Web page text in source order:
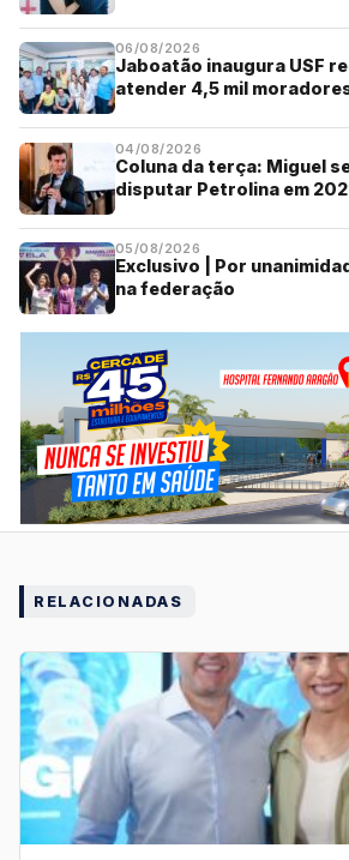
06/08/2026
Jaboatão inaugura USF
atender 4,5 mil
04/08/2026
Coluna da terça: Miguel
disputar Petrolina em
05/08/2026
Exclusivo | Por
na federação
RELACIONADAS